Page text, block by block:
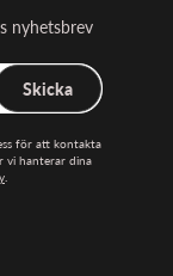
nyhetsbrev
Skicka
för att kontakta
vi hanterar dina
.